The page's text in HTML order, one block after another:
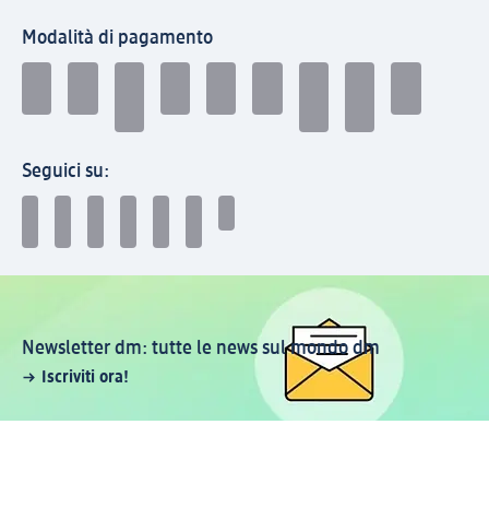
Modalità di pagamento
Seguici su:
Newsletter dm: tutte le news sul mondo dm
Iscriviti ora!